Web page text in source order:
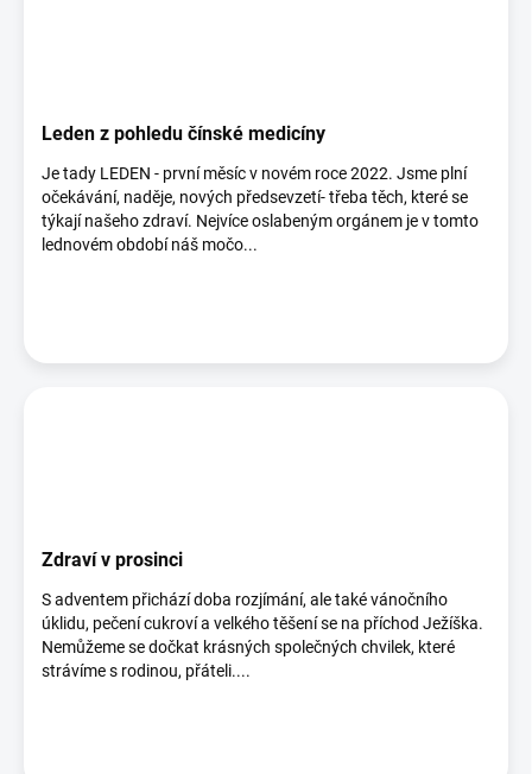
Leden z pohledu čínské medicíny
Je tady LEDEN - první měsíc v novém roce 2022. Jsme plní
očekávání, naděje, nových předsevzetí- třeba těch, které se
týkají našeho zdraví. Nejvíce oslabeným orgánem je v tomto
lednovém období náš močo...
Zdraví v prosinci
S adventem přichází doba rozjímání, ale také vánočního
úklidu, pečení cukroví a velkého těšení se na příchod Ježíška.
Nemůžeme se dočkat krásných společných chvilek, které
strávíme s rodinou, přáteli....